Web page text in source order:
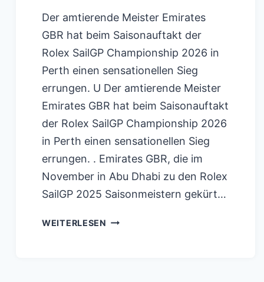
Der amtierende Meister Emirates
GBR hat beim Saisonauftakt der
Rolex SailGP Championship 2026 in
Perth einen sensationellen Sieg
errungen. U Der amtierende Meister
Emirates GBR hat beim Saisonauftakt
der Rolex SailGP Championship 2026
in Perth einen sensationellen Sieg
errungen. . Emirates GBR, die im
November in Abu Dhabi zu den Rolex
SailGP 2025 Saisonmeistern gekürt…
WEITERLESEN SAISONAUFTAKT